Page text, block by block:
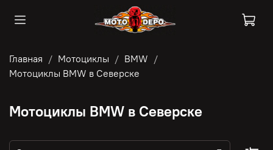
Главная Мотоциклы
BMW
Мотоциклы BMW в Северске
Мотоциклы BMW в Северске